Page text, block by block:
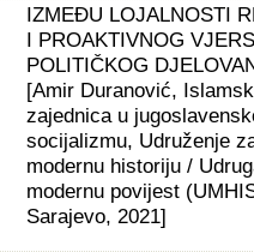
IZMEĐU LOJALNOSTI
I PROAKTIVNOG
POLITIČKOG
[Amir Duranović,
zajednica u
socijalizmu, Udruženje
modernu historiju /
modernu povijest
Sarajevo, 2021]